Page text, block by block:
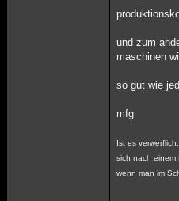
und zum
maschinen
so gut wie
mfg
Ist es verwerflich,
sich nach einem
wenn man im